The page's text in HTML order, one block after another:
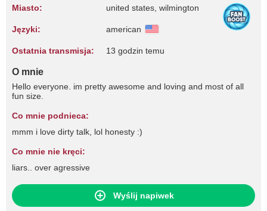
Miasto: united states, wilmington
Języki: american
Ostatnia transmisja: 13 godzin temu
O mnie
Hello everyone. im pretty awesome and loving and most of all
fun size.
Co mnie podnieca:
mmm i love dirty talk, lol honesty :)
Co mnie nie kręci:
liars.. over agressive
Wyślij napiwek